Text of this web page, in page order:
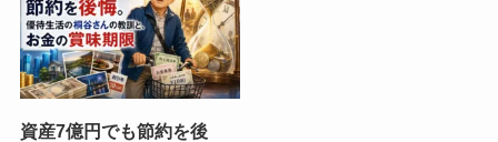
資産7億円でも節約を後